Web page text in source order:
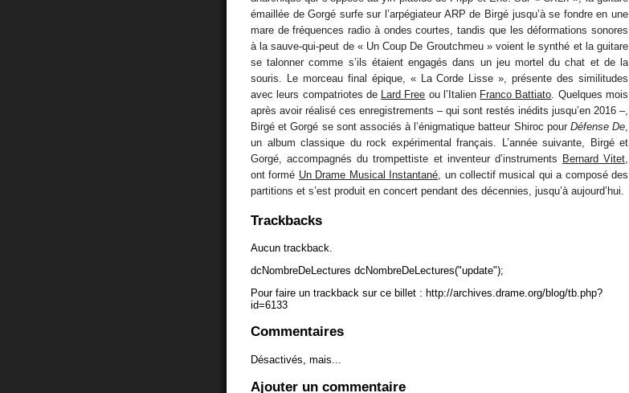
émaillée de Gorgé surfe sur l’arpégiateur ARP de Birgé jusqu’à se fondre en une
mare de fréquences radio à ondes courtes, tandis que les déformations sonores
à la sauve-qui-peut de « Un Coup De Groutchmeu » voient le synthé et la guitare
se talonner comme s’ils étaient engagés dans un jeu mortel du chat et de la
souris. Le morceau final épique, « La Corde Lisse », présente des similitudes
avec leurs compatriotes de
Lard Free ou l’Italien Franco Battiato . Quelques mois
après avoir réalisé ces enregistrements – qui sont restés inédits jusqu’en 2016 –,
Birgé et Gorgé se sont associés à l’énigmatique batteur Shiroc pour Défense De
un album classique du rock expérimental français. L’année suivante, Birgé et
Gorgé, accompagnés du trompettiste et inventeur d’instruments Bernard Vitet
ont formé Un Drame Musical Instantané , un collectif musical qui a composé des
partitions et s’est produit en concert pendant des décennies, jusqu’à aujourd’hui.
Trackbacks
Aucun trackback.
dcNombreDeLectures dcNombreDeLectures("update");
Pour faire un trackback sur ce billet : http://archives.drame.org/blog/tb.php?
id=6133
Commentaires
Désactivés, mais...
Ajouter un commentaire